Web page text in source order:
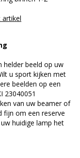
artikel
helder beeld op uw
u sport kijken met
beelden op een
23040051
van uw beamer of
fijn om een reserve
huidige lamp het